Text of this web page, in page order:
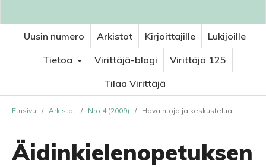
Uusin numero Arkistot Kirjoittajille
Lukijoille
Tietoa
Virittäjä-blogi
Virittäjä 125
Tilaa Virittäjä
Etusivu / Arkistot / Nro 4 (2009) / Havaintoja ja keskustelua
Äidinkielenopetuksen